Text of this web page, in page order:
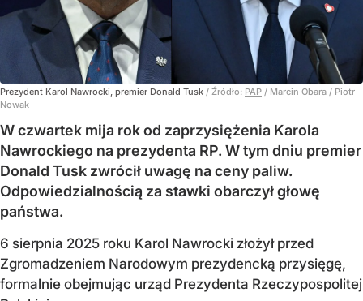
Prezydent Karol Nawrocki, premier Donald Tusk / Źródło: PAP / Marcin Obara / Piotr
Nowak
W czwartek mija rok od zaprzysiężenia Karola
Nawrockiego na prezydenta RP. W tym dniu premier
Donald Tusk zwrócił uwagę na ceny paliw.
Odpowiedzialnością za stawki obarczył głowę
państwa.
6 sierpnia 2025 roku Karol Nawrocki złożył przed
Zgromadzeniem Narodowym prezydencką przysięgę,
formalnie obejmując urząd Prezydenta Rzeczypospolitej